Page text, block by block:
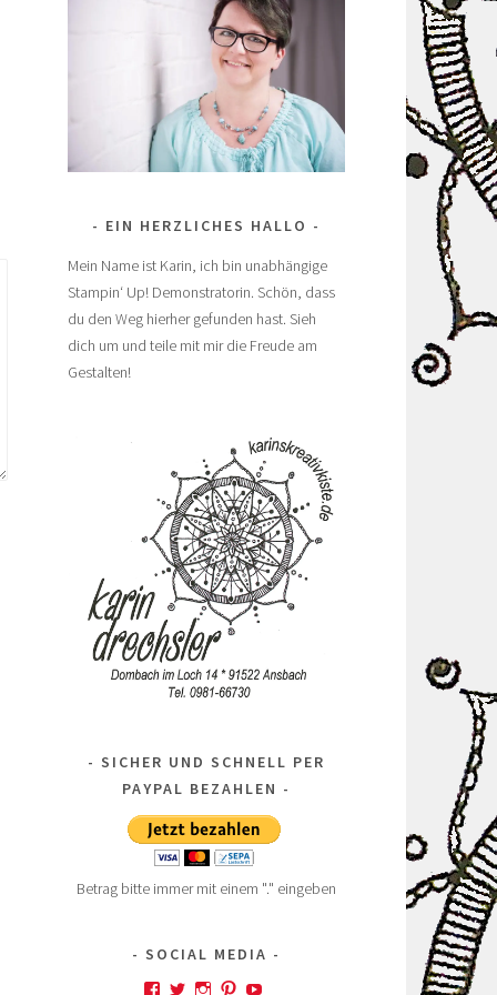
EIN HERZLICHES HALLO
Mein Name ist Karin, ich bin unabhängige
Stampin‘ Up! Demonstratorin. Schön, dass
du den Weg hierher gefunden hast. Sieh
dich um und teile mit mir die Freude am
Gestalten!
SICHER UND SCHNELL PER
PAYPAL BEZAHLEN
Betrag bitte immer mit einem "." eingeben
SOCIAL MEDIA
ProfilProfilProfilProfilProfil